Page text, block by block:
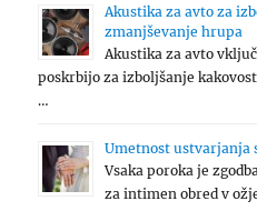
Akustika za avto za
zmanjševanje hrupa
Akustika za avto
poskrbijo za izboljšanje
…
Umetnost ustvarjanja
Vsaka poroka je
za intimen obred v